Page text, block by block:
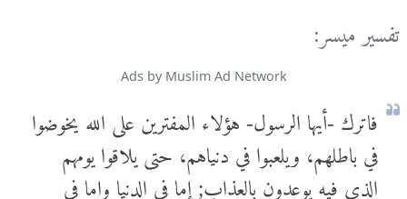
تفسير ميسر:
Ads by Muslim Ad Network
فاترك -أيها الرسول- هؤلاء المفترين على الله يخوضوا
في باطلهم، ويلعبوا في دنياهم، حتى يلاقوا يومهم
الذي فيه يوعدون بالعذاب; إما في الدنيا وإما في